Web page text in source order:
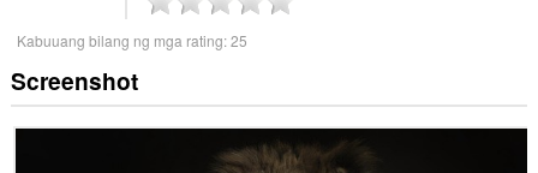
Kabuuang bilang ng mga rating:25
Screenshot